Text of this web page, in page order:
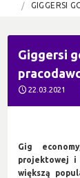
GIGGERSI
Giggersi
22.03.2021
Gig
projektowej i
większą